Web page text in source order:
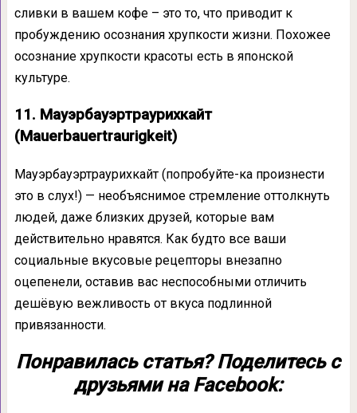
сливки в вашем кофе – это то, что приводит к
пробуждению осознания хрупкости жизни. Похожее
осознание хрупкости красоты есть в японской
культуре.
11. Мауэрбауэртраурихкайт
(Mauerbauertraurigkeit)
Мауэрбауэртраурихкайт (попробуйте-ка произнести
это в слух!) — необъяснимое стремление оттолкнуть
людей, даже близких друзей, которые вам
действительно нравятся. Как будто все ваши
социальные вкусовые рецепторы внезапно
оцепенели, оставив вас неспособными отличить
дешёвую вежливость от вкуса подлинной
привязанности.
Понравилась статья? Поделитесь с
друзьями на Facebook: